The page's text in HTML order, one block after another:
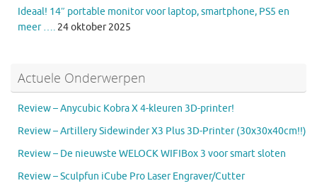
Ideaal! 14″ portable monitor voor laptop, smartphone, PS5 en
meer …. 24 oktober 2025
Actuele Onderwerpen
Review – Anycubic Kobra X 4-kleuren 3D-printer!
Review – Artillery Sidewinder X3 Plus 3D-Printer (30x30x40cm!!)
Review – De nieuwste WELOCK WIFIBox 3 voor smart sloten
Review – Sculpfun iCube Pro Laser Engraver/Cutter